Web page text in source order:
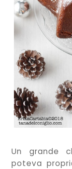
Un grande
poteva